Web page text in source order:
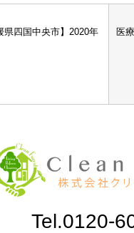
県四国中央市】2020年
医
Tel.0120-